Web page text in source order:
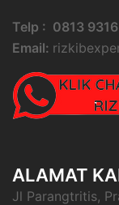
Telp : 0813
Email:
ALAMAT
Jl Parangtritis,